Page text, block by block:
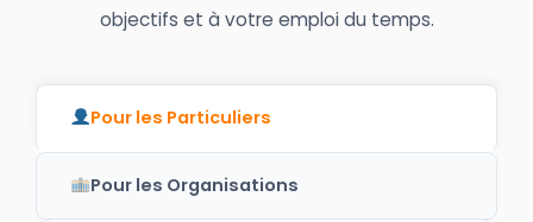
objectifs et à votre emploi du temps.
Pour les Particuliers
Pour les Organisations